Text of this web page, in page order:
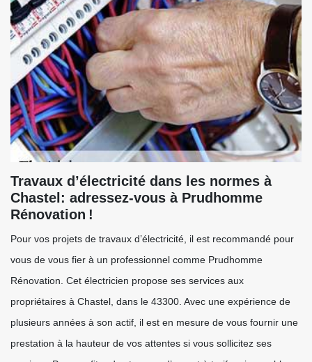
Travaux d’électricité dans les normes à
Chastel: adressez-vous à Prudhomme
Rénovation !
Pour vos projets de travaux d’électricité, il est recommandé pour
vous de vous fier à un professionnel comme Prudhomme
Rénovation. Cet électricien propose ses services aux
propriétaires à Chastel, dans le 43300. Avec une expérience de
plusieurs années à son actif, il est en mesure de vous fournir une
prestation à la hauteur de vos attentes si vous sollicitez ses